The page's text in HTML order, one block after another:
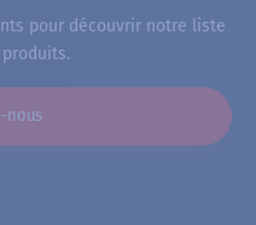
pour découvrir notre liste
nous